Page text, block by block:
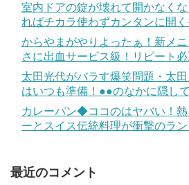
室内ドアの錠が壊れて開かなく
ればチカラ使わずカンタンに開く
からやまがやりよったぁ！新メ
さに出血サービス級！リピート
太田光代がバラす爆笑問題・太
はいつも準備！●●のなかに隠し
カレーパン◆ココのはヤバい！
ーとスイス伝統料理が衝撃のラン
最近のコメント